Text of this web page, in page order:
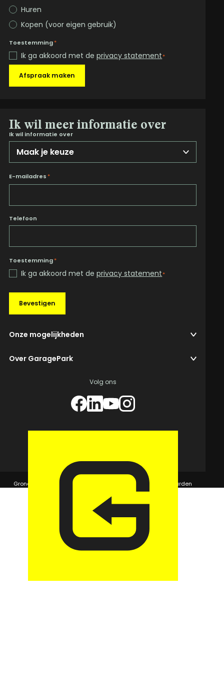
Huren
Kopen (voor eigen gebruik)
Toestemming*
Ik ga akkoord met deprivacy statement*
Afspraak maken
Ik wil meer informatie over
Ik wil informatie over
E-mailadres *
Telefoon
Toestemming*
Ik ga akkoord met deprivacy statement*
Bevestigen
Onze mogelijkheden
Over GaragePark
Volg ons
© 2026 GaragePark.
Grondposities
365Beheer & GaragePark Algemene voorwaarden